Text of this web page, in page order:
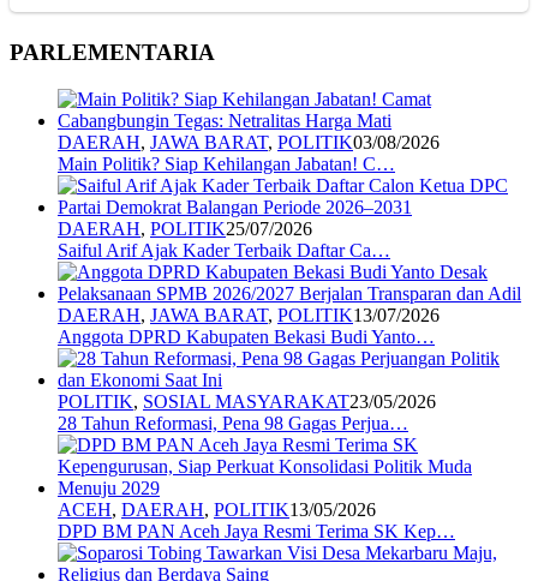
PARLEMENTARIA
DAERAH, JAWA BARAT, POLITIK03/08/2026
Main Politik? Siap Kehilangan Jabatan! C…
DAERAH, POLITIK25/07/2026
Saiful Arif Ajak Kader Terbaik Daftar Ca…
DAERAH, JAWA BARAT, POLITIK13/07/2026
Anggota DPRD Kabupaten Bekasi Budi Yanto…
POLITIK, SOSIAL MASYARAKAT23/05/2026
28 Tahun Reformasi, Pena 98 Gagas Perjua…
ACEH, DAERAH, POLITIK13/05/2026
DPD BM PAN Aceh Jaya Resmi Terima SK Kep…